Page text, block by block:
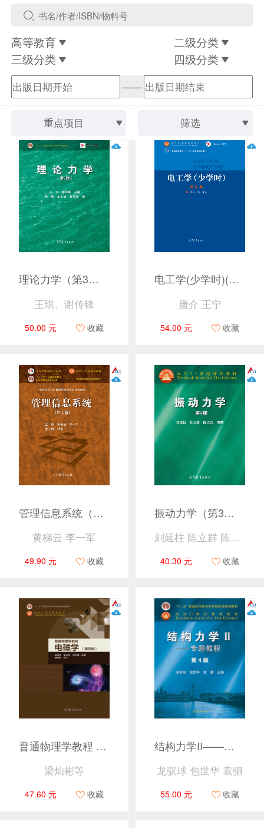
高等教育
二级分类
三级分类
四级分类
——
重点项目 筛选
理论力学（第3版）
王琪、谢传锋
50.00 元 收藏
电工学(少学时)(第五版)
唐介 王宁
54.00 元 收藏
管理信息系统（第七版）
黄梯云 李一军
49.90 元 收藏
振动力学（第3版）
刘延柱 陈立群 陈文良
40.30 元 收藏
普通物理学教程 电磁学（第四版）
梁灿彬等
47.60 元 收藏
结构力学II——专题教程（第4版）
龙驭球 包世华 袁驷
55.00 元 收藏